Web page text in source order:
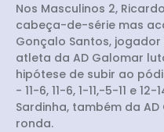
Nos Masculinos 2,
cabeça-de-série mas
Gonçalo Santos,
atleta da AD Galomar
hipótese de subir ao
- 11-6, 11-6, 1-11,-5-11 e
Sardinha, também da
ronda.